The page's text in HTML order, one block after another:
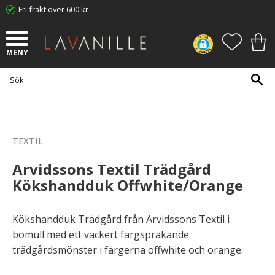
Fri frakt över 600 kr
TEXTIL
Arvidssons Textil Trädgård
Kökshandduk Offwhite/Orange
Kökshandduk Trädgård från Arvidssons Textil i
bomull med ett vackert färgsprakande
trädgårdsmönster i färgerna offwhite och orange.